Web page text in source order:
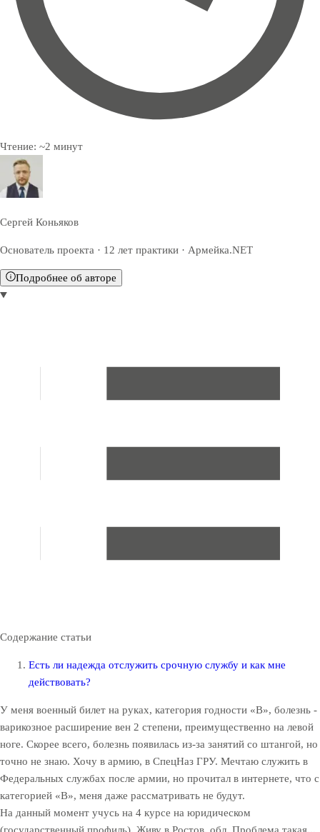
Чтение: ~2 минут
Сергей Коньяков
Основатель проекта · 12 лет практики · Армейка.NET
Подробнее об авторе
Содержание статьи
Есть ли надежда отслужить срочную службу и как мне
действовать?
У меня военный билет на руках, категория годности «В», болезнь -
варикозное расширение вен 2 степени, преимущественно на левой
ноге. Скорее всего, болезнь появилась из-за занятий со штангой, но
точно не знаю. Хочу в армию, в СпецНаз ГРУ. Мечтаю служить в
Федеральных службах после армии, но прочитал в интернете, что с
категорией «В», меня даже рассматривать не будут.
На данный момент учусь на 4 курсе на юридическом